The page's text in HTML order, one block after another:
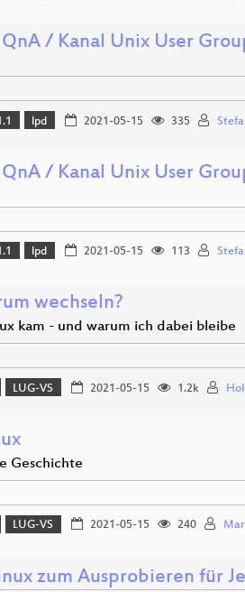
/ Kanal Unix User
lpd 2021-05-15 335
/ Kanal Unix User
lpd 2021-05-15 113
wechseln?
kam - und warum ich dabei bleibe
LUG-VS 2021-05-15 1.2k
Geschichte
LUG-VS 2021-05-15 240
zum Ausprobieren für